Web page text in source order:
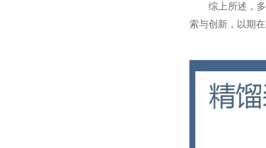
综上所述，多
索与创新，以期